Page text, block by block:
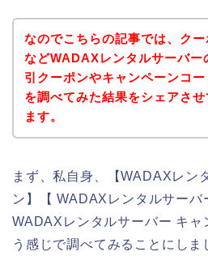
なのでこちらの記事では、クー
などWADAXレンタルサーバー
引クーポンやキャンペーンコ
を調べてみた結果をシェアさせ
ます。
まず、私自身、【WADAXレン
ン】【 WADAXレンタルサーバ
WADAXレンタルサーバー キャ
う感じで調べてみることにしま